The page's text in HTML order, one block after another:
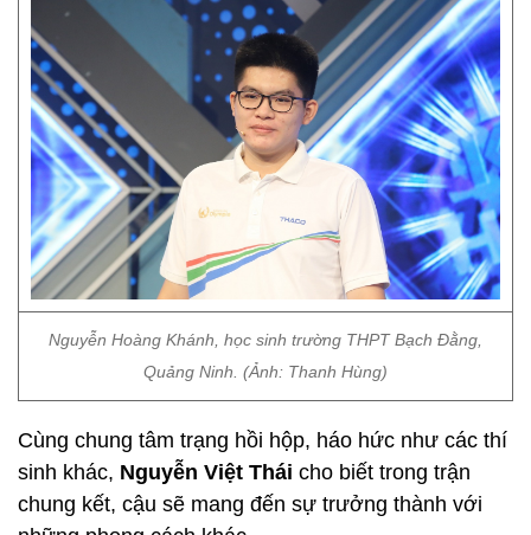
Nguyễn Hoàng Khánh, học sinh trường THPT Bạch Đằng,
Quảng Ninh. (Ảnh: Thanh Hùng)
Cùng chung tâm trạng hồi hộp, háo hức như các thí
sinh khác, Nguyễn Việt Thái cho biết trong trận
chung kết, cậu sẽ mang đến sự trưởng thành với